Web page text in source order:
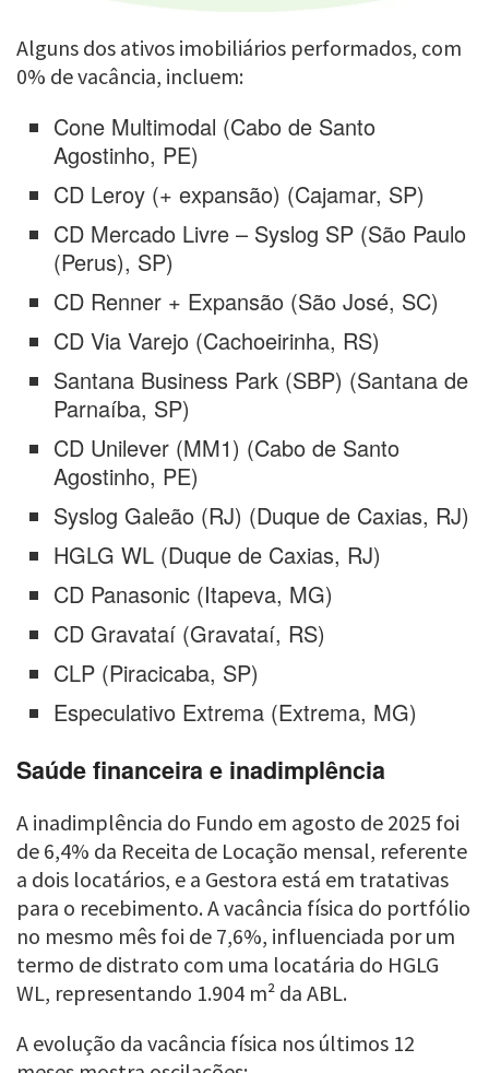
Alguns dos ativos imobiliários performados, com
0% de vacância, incluem:
Cone Multimodal (Cabo de Santo
Agostinho, PE)
CD Leroy (+ expansão) (Cajamar, SP)
CD Mercado Livre – Syslog SP (São Paulo
(Perus), SP)
CD Renner + Expansão (São José, SC)
CD Via Varejo (Cachoeirinha, RS)
Santana Business Park (SBP) (Santana de
Parnaíba, SP)
CD Unilever (MM1) (Cabo de Santo
Agostinho, PE)
Syslog Galeão (RJ) (Duque de Caxias, RJ)
HGLG WL (Duque de Caxias, RJ)
CD Panasonic (Itapeva, MG)
CD Gravataí (Gravataí, RS)
CLP (Piracicaba, SP)
Especulativo Extrema (Extrema, MG)
Saúde financeira e inadimplência
A inadimplência do Fundo em agosto de 2025 foi
de 6,4% da Receita de Locação mensal, referente
a dois locatários, e a Gestora está em tratativas
para o recebimento. A vacância física do portfólio
no mesmo mês foi de 7,6%, influenciada por um
termo de distrato com uma locatária do HGLG
WL, representando 1.904 m² da ABL.
A evolução da vacância física nos últimos 12